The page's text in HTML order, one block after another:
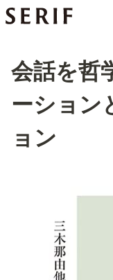
会話を哲
ーション
ョン